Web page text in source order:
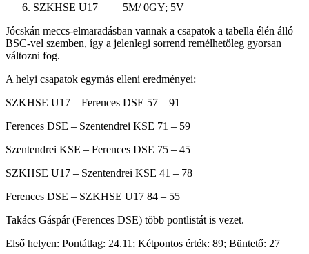
SZKHSE U17
5M/ 0GY; 5V
Jócskán meccs-elmaradásban vannak a csapatok a tabella élén álló
BSC-vel szemben, így a jelenlegi sorrend remélhetőleg gyorsan
változni fog.
A helyi csapatok egymás elleni eredményei:
SZKHSE U17 – Ferences DSE 57 – 91
Ferences DSE – Szentendrei KSE 71 – 59
Szentendrei KSE – Ferences DSE 75 – 45
SZKHSE U17 – Szentendrei KSE 41 – 78
Ferences DSE – SZKHSE U17 84 – 55
Takács Gáspár (Ferences DSE) több pontlistát is vezet.
Első helyen: Pontátlag: 24.11; Kétpontos érték: 89; Büntető: 27